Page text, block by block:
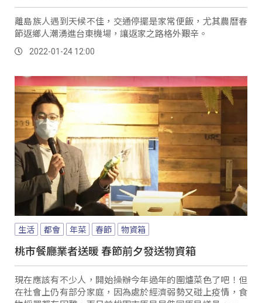
離島族人遇到天候不佳，交通停擺是家常便飯，尤其農曆春
節返鄉人潮湧進台東機場，讓返家之路格外艱辛。
2022-01-24 12:00
生活 都會 年菜 春節 物資箱
桃市餐廳業者送暖 春節前夕發送物資箱
現在應該有不少人，開始操辦今年過年的圍爐菜色了吧！但
在社會上仍有部分家庭，因為處於經濟弱勢又碰上疫情，食